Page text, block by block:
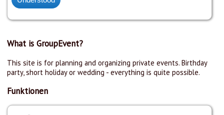
What is GroupEvent?
This site is for planning and organizing private events. Birthday
party, short holiday or wedding - everything is quite possible.
Funktionen